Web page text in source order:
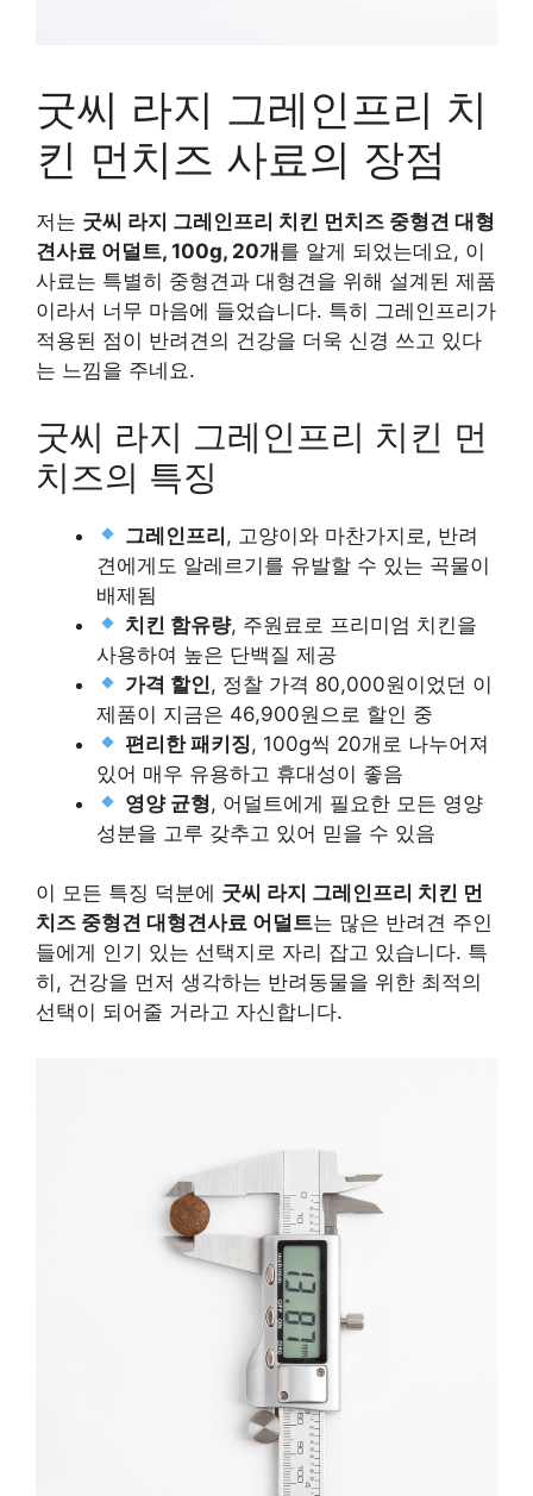
굿씨 라지 그레인프리 치
킨 먼치즈 사료의 장점
저는 굿씨 라지 그레인프리 치킨 먼치즈 중형견 대형
견사료 어덜트, 100g, 20개 를 알게 되었는데요, 이
사료는 특별히 중형견과 대형견을 위해 설계된 제품
이라서 너무 마음에 들었습니다. 특히 그레인프리가
적용된 점이 반려견의 건강을 더욱 신경 쓰고 있다
는 느낌을 주네요.
굿씨 라지 그레인프리 치킨 먼
치즈의 특징
그레인프리, 고양이와 마찬가지로, 반려
견에게도 알레르기를 유발할 수 있는 곡물이
배제됨
치킨 함유량, 주원료로 프리미엄 치킨을
사용하여 높은 단백질 제공
가격 할인, 정찰 가격 80,000원이었던 이
제품이 지금은 46,900원으로 할인 중
편리한 패키징, 100g씩 20개로 나누어져
있어 매우 유용하고 휴대성이 좋음
영양 균형, 어덜트에게 필요한 모든 영양
성분을 고루 갖추고 있어 믿을 수 있음
이 모든 특징 덕분에 굿씨 라지 그레인프리 치킨 먼
치즈 중형견 대형견사료 어덜트는 많은 반려견 주인
들에게 인기 있는 선택지로 자리 잡고 있습니다. 특
히, 건강을 먼저 생각하는 반려동물을 위한 최적의
선택이 되어줄 거라고 자신합니다.